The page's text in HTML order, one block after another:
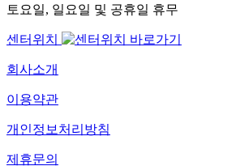
토요일, 일요일 및 공휴일 휴무
센터위치
회사소개
이용약관
개인정보처리방침
제휴문의